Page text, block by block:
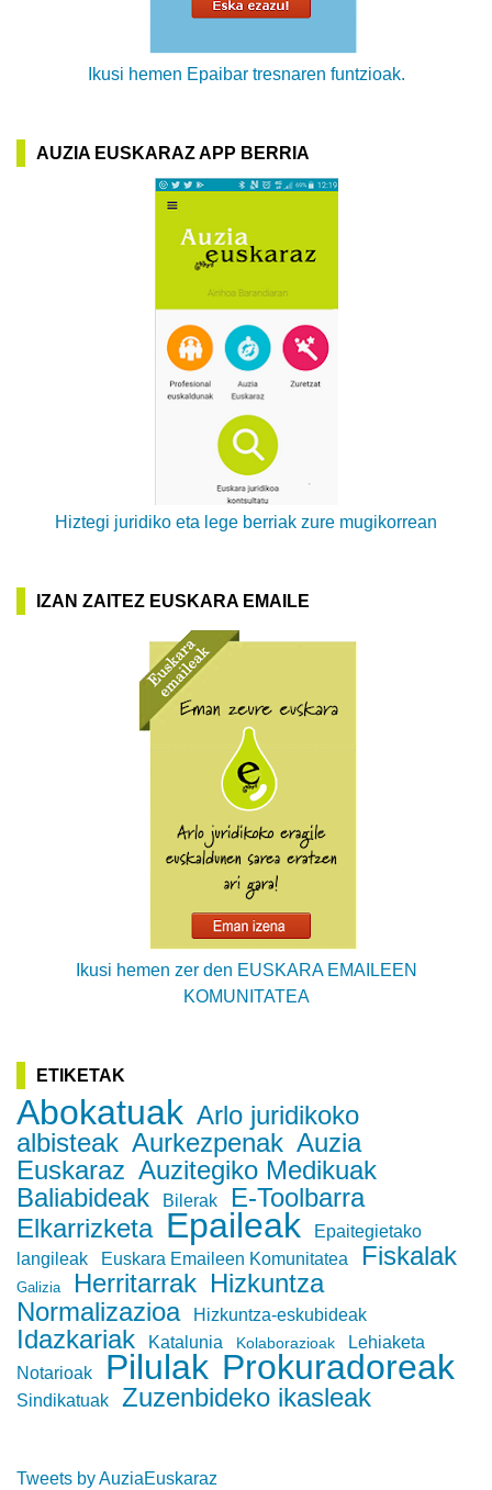
Ikusi hemen Epaibar tresnaren funtzioak.
AUZIA EUSKARAZ APP BERRIA
Hiztegi juridiko eta lege berriak zure mugikorrean
IZAN ZAITEZ EUSKARA EMAILE
Ikusi hemen zer den EUSKARA EMAILEEN
KOMUNITATEA
ETIKETAK
Abokatuak Arlo juridikoko
albisteak Aurkezpenak Auzia
Euskaraz Auzitegiko Medikuak
Baliabideak
Bilerak
E-Toolbarra
Elkarrizketa Epaileak
Epaitegietako
langileak
Euskara Emaileen Komunitatea Fiskalak
Galizia Herritarrak Hizkuntza
Normalizazioa
Hizkuntza-eskubideak
Idazkariak Katalunia Kolaborazioak
Lehiaketa
Notarioak
Pilulak Prokuradoreak
Sindikatuak Zuzenbideko ikasleak
Tweets by AuziaEuskaraz